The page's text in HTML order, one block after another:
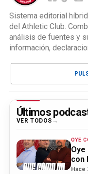
Sistema editorial
del Athletic Club.
análisis de fuentes y
información,
Últimos
VER TODOS
OYE
Oye
con
Hace